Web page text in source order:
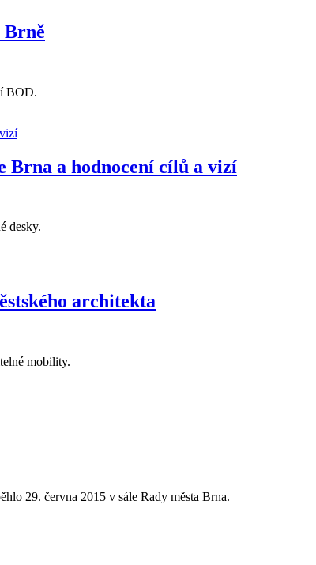
Brně
BOD.
Brna a hodnocení cílů a vizí
desky.
architekta
mobility.
29. června 2015 v sále Rady města Brna.